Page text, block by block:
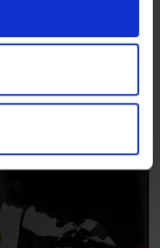
med.
med annan
eller som de har